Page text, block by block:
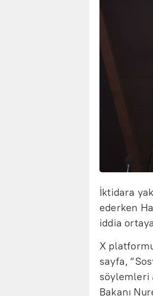
İktidara
ederken
iddia
X
sayfa,
söylemleri
Bakanı